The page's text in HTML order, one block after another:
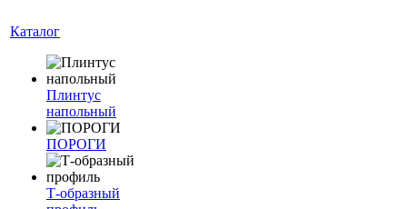
Каталог
Плинтус
напольный
ПОРОГИ
Т-образный